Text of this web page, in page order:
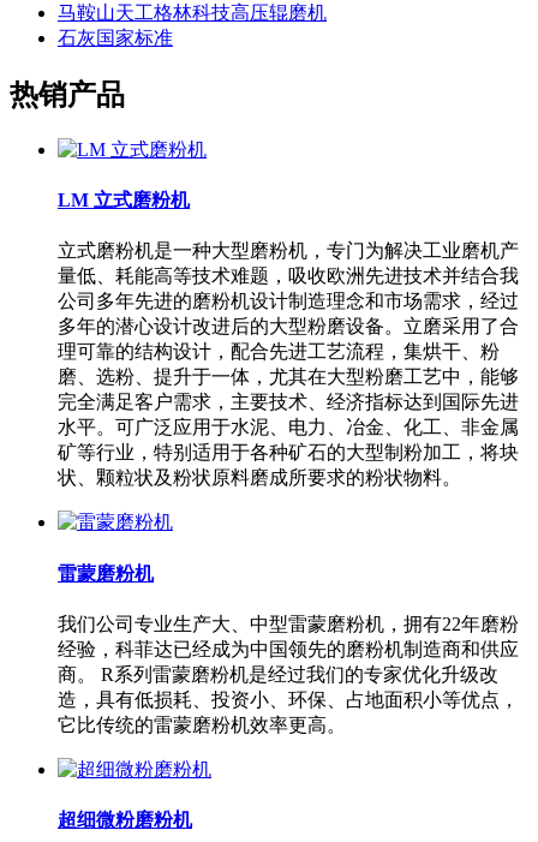
马鞍山天工格林科技高压辊磨机
石灰国家标准
热销产品
LM 立式磨粉机
立式磨粉机是一种大型磨粉机，专门为解决工业磨机产
量低、耗能高等技术难题，吸收欧洲先进技术并结合我
公司多年先进的磨粉机设计制造理念和市场需求，经过
多年的潜心设计改进后的大型粉磨设备。立磨采用了合
理可靠的结构设计，配合先进工艺流程，集烘干、粉
磨、选粉、提升于一体，尤其在大型粉磨工艺中，能够
完全满足客户需求，主要技术、经济指标达到国际先进
水平。可广泛应用于水泥、电力、冶金、化工、非金属
矿等行业，特别适用于各种矿石的大型制粉加工，将块
状、颗粒状及粉状原料磨成所要求的粉状物料。
雷蒙磨粉机
我们公司专业生产大、中型雷蒙磨粉机，拥有22年磨粉
经验，科菲达已经成为中国领先的磨粉机制造商和供应
商。 R系列雷蒙磨粉机是经过我们的专家优化升级改
造，具有低损耗、投资小、环保、占地面积小等优点，
它比传统的雷蒙磨粉机效率更高。
超细微粉磨粉机